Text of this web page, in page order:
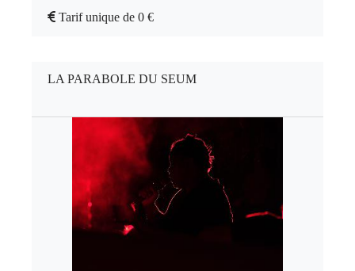
Tarif unique de 0 €
LA PARABOLE DU SEUM